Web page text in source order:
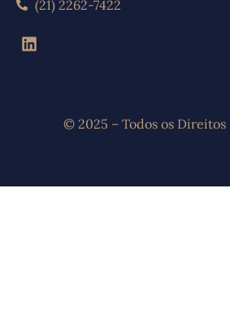
(21) 2262-7422
© 2025 – Todos os Direitos